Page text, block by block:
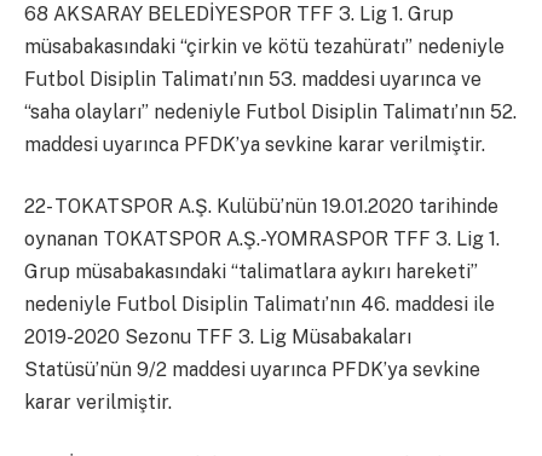
68 AKSARAY BELEDİYESPOR TFF 3. Lig 1. Grup
müsabakasındaki “çirkin ve kötü tezahüratı” nedeniyle
Futbol Disiplin Talimatı’nın 53. maddesi uyarınca ve
“saha olayları” nedeniyle Futbol Disiplin Talimatı’nın 52.
maddesi uyarınca PFDK’ya sevkine karar verilmiştir.
22- TOKATSPOR A.Ş. Kulübü’nün 19.01.2020 tarihinde
oynanan TOKATSPOR A.Ş.-YOMRASPOR TFF 3. Lig 1.
Grup müsabakasındaki “talimatlara aykırı hareketi”
nedeniyle Futbol Disiplin Talimatı’nın 46. maddesi ile
2019-2020 Sezonu TFF 3. Lig Müsabakaları
Statüsü’nün 9/2 maddesi uyarınca PFDK’ya sevkine
karar verilmiştir.